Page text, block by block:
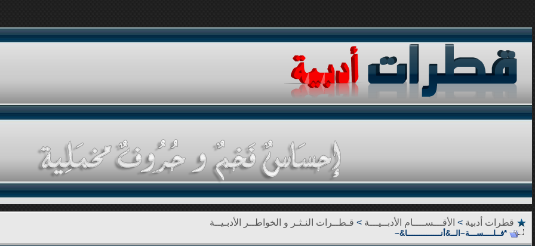
قطرات أدبية > الأقـــســــام الأدبــيـــة > قـطــرات النـثـر و الخواطــر الأدبـيــة
*فــلــــســـة~الــ&أنــــــــــــــا&~